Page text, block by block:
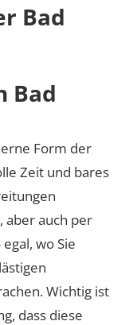
Bad
Bad
Form der
Zeit und bares
aber auch per
wo Sie
Wichtig ist
dass diese